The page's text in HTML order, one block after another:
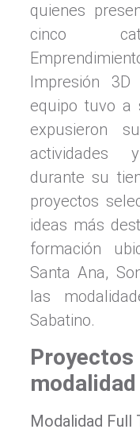
quienes
cinco
Impresión 3D
equipo tuvo a
expusieron
actividades
durante su
proyectos
ideas más
formación
Santa Ana,
las
Sabatino.
modalidad
Modalidad Full